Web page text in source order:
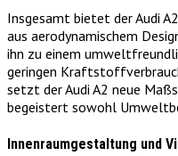
Insgesamt bietet der Audi
aus aerodynamischem
ihn zu einem
geringen
setzt der Audi A2 neue
begeistert sowohl
Innenraumgestaltung und